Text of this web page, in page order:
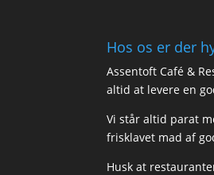
Hos os er der
Assentoft Café &
altid at levere en
Vi står altid parat
frisklavet mad af
Husk at